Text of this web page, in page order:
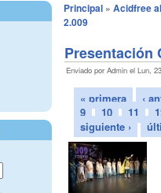
Principal» Acidfree
2.009
Presentación
Enviado por Admin el Lun,
« primera
‹
9
10 11
siguiente ›